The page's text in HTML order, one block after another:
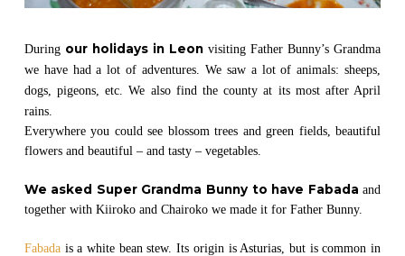
During our holidays in Leon visiting Father Bunny’s Grandma
we have had a lot of adventures. We saw a lot of animals: sheeps,
dogs, pigeons, etc. We also find the county at its most after April
rains.
Everywhere you could see blossom trees and green fields, beautiful
flowers and beautiful – and tasty – vegetables.
We asked Super Grandma Bunny to have Fabada and
together with Kiiroko and Chairoko we made it for Father Bunny.
Fabadais a white bean stew. Its origin is Asturias, but is common in